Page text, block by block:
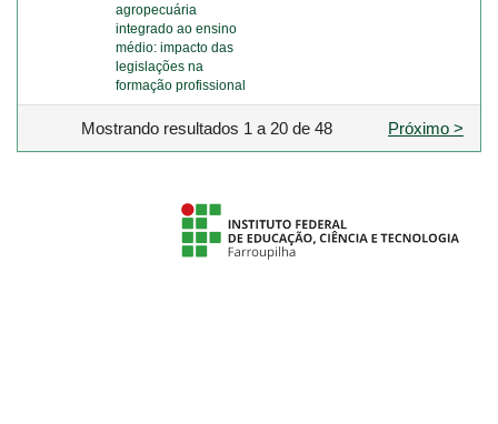
agropecuária
integrado ao ensino
médio: impacto das
legislações na
formação profissional
Mostrando resultados 1 a 20 de 48 Próximo >